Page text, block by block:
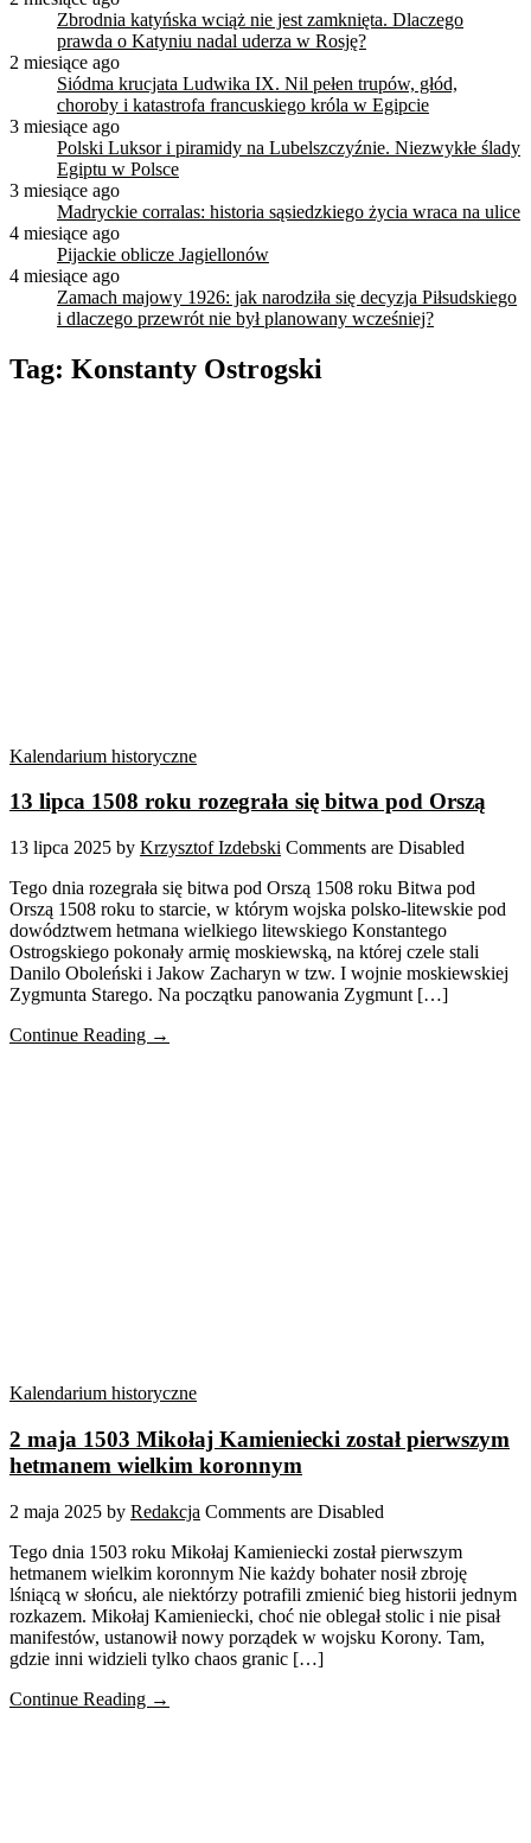
Zbrodnia katyńska wciąż nie jest zamknięta. Dlaczego
prawda o Katyniu nadal uderza w Rosję?
2 miesiące ago
Siódma krucjata Ludwika IX. Nil pełen trupów, głód,
choroby i katastrofa francuskiego króla w Egipcie
3 miesiące ago
Polski Luksor i piramidy na Lubelszczyźnie. Niezwykłe ślady
Egiptu w Polsce
3 miesiące ago
Madryckie corralas: historia sąsiedzkiego życia wraca na ulice
4 miesiące ago
Pijackie oblicze Jagiellonów
4 miesiące ago
Zamach majowy 1926: jak narodziła się decyzja Piłsudskiego
i dlaczego przewrót nie był planowany wcześniej?
Tag: Konstanty Ostrogski
Kalendarium historyczne
13 lipca 1508 roku rozegrała się bitwa pod Orszą
13 lipca 2025 by Krzysztof Izdebski Comments are Disabled
Tego dnia rozegrała się bitwa pod Orszą 1508 roku Bitwa pod
Orszą 1508 roku to starcie, w którym wojska polsko-litewskie pod
dowództwem hetmana wielkiego litewskiego Konstantego
Ostrogskiego pokonały armię moskiewską, na której czele stali
Danilo Oboleński i Jakow Zacharyn w tzw. I wojnie moskiewskiej
Zygmunta Starego. Na początku panowania Zygmunt […]
Continue Reading →
Kalendarium historyczne
2 maja 1503 Mikołaj Kamieniecki został pierwszym
hetmanem wielkim koronnym
2 maja 2025 by Redakcja Comments are Disabled
Tego dnia 1503 roku Mikołaj Kamieniecki został pierwszym
hetmanem wielkim koronnym Nie każdy bohater nosił zbroję
lśniącą w słońcu, ale niektórzy potrafili zmienić bieg historii jednym
rozkazem. Mikołaj Kamieniecki, choć nie oblegał stolic i nie pisał
manifestów, ustanowił nowy porządek w wojsku Korony. Tam,
gdzie inni widzieli tylko chaos granic […]
Continue Reading →